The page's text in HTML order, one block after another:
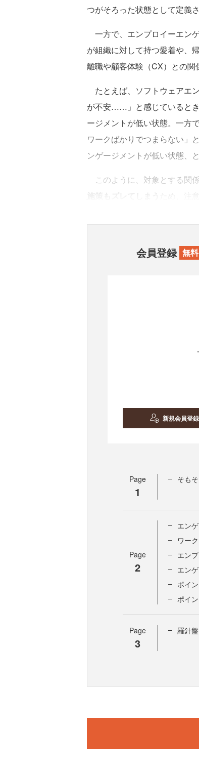
つがそろった状態として定義
一方で、エンプロイーエン
が組織に対して持つ愛着や、
離職や顧客体験（CX）との関
たとえば、ソフトウェアエ
が不安……」と感じていると
ージメントが低い状態。一方
ワークばかりでつまらない」
ンゲージメントが低い状態、
このように、対象とする関
会員登録 無料
新規会員登録
Page
1
そも
Page
2
エン
ワー
エン
エン
ポイ
ポイ
Page
3
羅針